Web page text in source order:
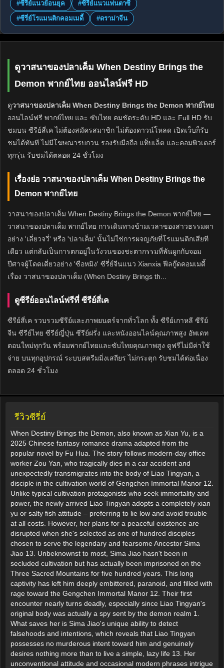
#ซีรี่ย์แนวย้อนยุค
#ซีรี่ย์แนวแฟนตาซี
#ซีรี่ย์โรแมนติกคอมเมดี้
#ดราม่าจีน
ดูวาสนาของปลาเค็ม When Destiny Brings the
Demon พากย์ไทย ออนไลน์ฟรี HD
ดูวาสนาของปลาเค็ม When Destiny Brings the Demon พากย์ไทย
ออนไลน์ฟรี พากย์ไทย และ ซับไทย คมชัดระดับ HD และ Full HD รับ
ชมบน ซีรีย์สี่เค ไม่ต้องสมัครสมาชิก ไม่ต้องดาวน์โหลด เปิดเว็บก็รับ
ชมได้ทันที ไม่มีโฆษณารบกวน รองรับมือถือ แท็บเล็ต และคอมพิวเตอร์
ทุกรุ่น รับชมได้ตลอด 24 ชั่วโมง
เรื่องย่อ วาสนาของปลาเค็ม When Destiny Brings the
Demon พากย์ไทย
วาสนาของปลาเค็ม When Destiny Brings the Demon พากย์ไทย —
วาสนาของปลาเค็ม พากย์ไทย การเดินทางข้ามเวลาของสาวธรรมดา
อย่าง 'เลี่ยวจวี่' หรือ 'ปลาเค็ม' นั้นไม่ใช่การผจญภัยที่โรแมนติกเสียที
เดียว แต่กลับเป็นการตกอยู่ในวังวนของชะตากรรมที่พันผูกกับจอม
ปีศาจผู้โดดเดี่ยวอย่าง 'ซือหมิง' ซีรี่ย์จีนแนว Xianxia ฟีลกู๊ดคอมเมดี้
เรื่อง วาสนาของปลาเค็ม (When Destiny Brings th...
ดูซีรีย์ออนไลน์ฟรีที่ ซีรีย์สี่เค
ซีรีย์สี่เค รวบรวมซีรีย์และภาพยนตร์จากทั่วโลก ทั้ง ซีรีย์เกาหลี ซีรีย์
จีน ซีรีย์ไทย ซีรีย์ญี่ปุ่น ซีรีย์ฝรั่ง และหนังออนไลน์คุณภาพสูง อัพเดท
ตอนใหม่ทุกวัน พร้อมพากย์ไทยและซับไทยคุณภาพสูง ดูฟรีไม่มีค่าใช้
จ่าย บนทุกอุปกรณ์ ระบบสตรีมมิ่งเสถียร ไม่กระตุก รับชมได้ต่อเนื่อง
ตลอด 24 ชั่วโมง
รีวิวซีรี่ย์
When Destiny Brings the Demon, also known as Xian Yu, is a
2025 Chinese fantasy romance drama adapted from the
popular novel by Fu Hua. The story follows modern-day office
worker Zou Yan, who tragically dies in a car accident and
unexpectedly transmigrates into the body of Liao Tingyan, a
disciple in the cultivation world of Gengchen Immortal Manor 12.
Unlike typical cultivation protagonists who seek immortality and
power, the newly arrived Liao Tingyan adopts a completely xian
yu or salty fish attitude – preferring to lie low and avoid trouble
at all costs. However, her plans for a peaceful existence are
disrupted when she's selected as one of hundred disciples
chosen to serve the legendary and fearsome Ancestor Sima
Jiao 13. Unbeknownst to most, Sima Jiao hasn't been in
secluded cultivation but has actually been imprisoned on the
Three Sacred Mountains for five hundred years. This long
captivity has left him deeply embittered, paranoid, and filled with
rage toward the Gengchen Immortal Manor 12. Their first
encounter nearly turns deadly, especially since Liao Tingyan's
original body was actually a spy sent by the demon realm 1.
What saves her is Sima Jiao's unique ability to detect
falsehoods and intentions, which reveals that Liao Tingyan
possesses no murderous intent toward him and genuinely
desires nothing more than to live a simple, lazy life 13. Her
unconventional attitude and occasional modern phrases intrigue